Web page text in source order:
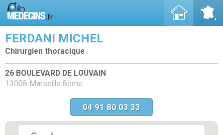
FERDANI MICHEL
Chirurgien thoracique
26 BOULEVARD DE LOUVAIN
13008 Marseille 8ème
04 91 80 03 33